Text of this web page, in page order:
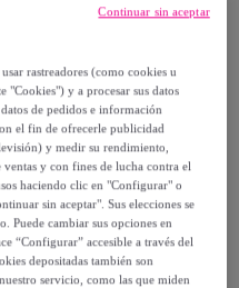
25 cm
rastreadores (como cookies u
"Cookies") y a procesar sus datos
de pedidos e información
el fin de ofrecerle publicidad
y medir su rendimiento,
y con fines de lucha contra el
haciendo clic en "Configurar" o
sin aceptar". Sus elecciones se
Puede cambiar sus opciones en
“Configurar” accesible a través del
depositadas también son
servicio, como las que miden
Continuar sin aceptar